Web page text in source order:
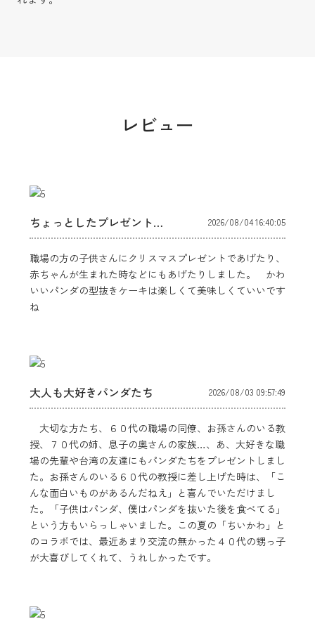
レビュー
ちょっとしたプレゼント… 2026/08/04 16:40:05
職場の方の子供さんにクリスマスプレゼントであげたり、
赤ちゃんが生まれた時などにもあげたりしました。 かわ
いいパンダの型抜きケーキは楽しくて美味しくていいです
ね
大人も大好きパンダたち 2026/08/03 09:57:49
大切な方たち、６０代の職場の同僚、お孫さんのいる教
授、７０代の姉、息子の奥さんの家族…、あ、大好きな職
場の先輩や台湾の友達にもパンダたちをプレゼントしまし
た。お孫さんのいる６０代の教授に差し上げた時は、「こ
んな面白いものがあるんだねえ」と喜んでいただけまし
た。「子供はパンダ、僕はパンダを抜いた後を食べてる」
という方もいらっしゃいました。この夏の「ちいかわ」と
のコラボでは、最近あまり交流の無かった４０代の甥っ子
が大喜びしてくれて、うれしかったです。